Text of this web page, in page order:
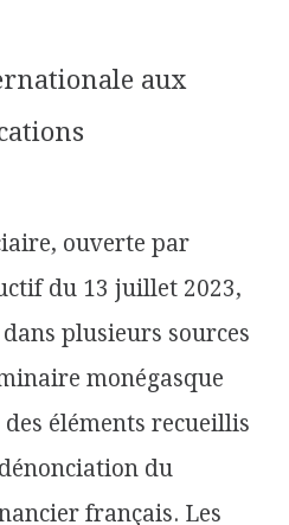
aux
ouverte par
du 13 juillet 2023,
plusieurs sources
monégasque
éléments recueillis
du
français. Les